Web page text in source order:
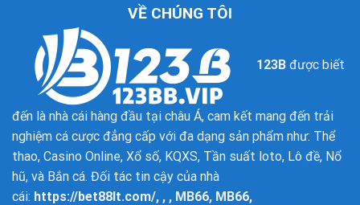
VỀ CHÚNG TÔI
123B được biết
đến là nhà cái hàng đầu tại châu Á, cam kết mang đến trải
nghiệm cá cược đẳng cấp với đa dạng sản phẩm như: Thể
thao, Casino Online, Xổ số, KQXS, Tần suất loto, Lô đề, Nổ
hũ, và Bắn cá. Đối tác tin cậy của nhà
cái: https://bet88lt.com/, , , MB66, MB66,